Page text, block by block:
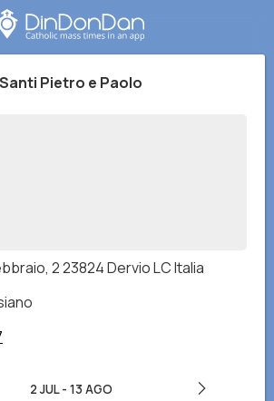
Santi Pietro e Paolo
2 23824 Dervio LC Italia
2 JUL- 13 AGO